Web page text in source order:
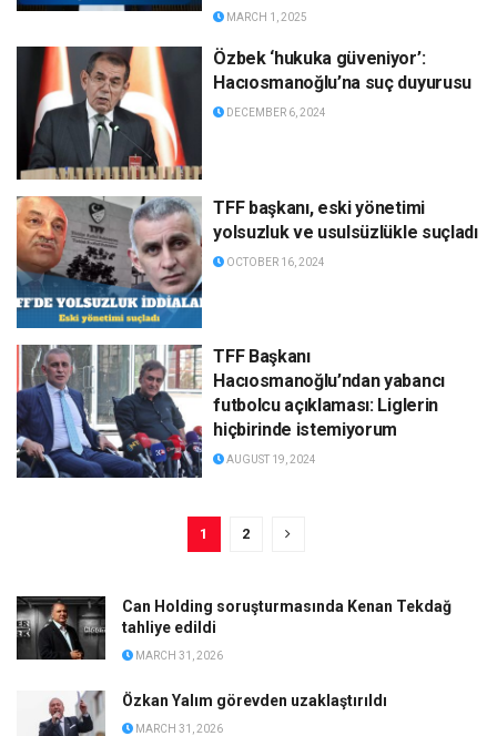
MARCH 1, 2025
Özbek ‘hukuka güveniyor’:
Hacıosmanoğlu’na suç duyurusu
DECEMBER 6, 2024
TFF başkanı, eski yönetimi
yolsuzluk ve usulsüzlükle suçladı
OCTOBER 16, 2024
TFF Başkanı
Hacıosmanoğlu’ndan yabancı
futbolcu açıklaması: Liglerin
hiçbirinde istemiyorum
AUGUST 19, 2024
1 2
Can Holding soruşturmasında Kenan Tekdağ
tahliye edildi
MARCH 31, 2026
Özkan Yalım görevden uzaklaştırıldı
MARCH 31, 2026